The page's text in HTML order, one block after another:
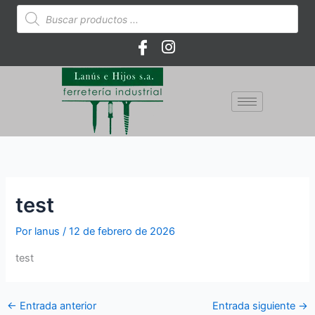
Búsqueda
de
productos
test
Por lanus/12 de febrero de 2026
test
← Entrada anterior Entrada siguiente →